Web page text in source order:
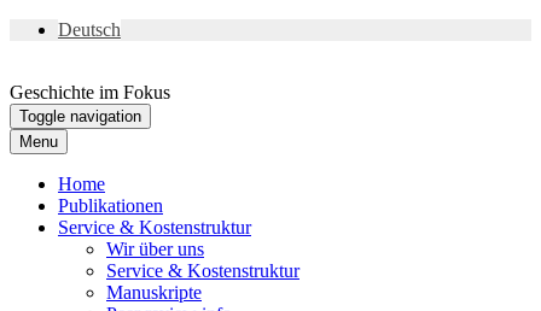
Deutsch
Geschichte im Fokus
Toggle navigation
Menu
Home
Publikationen
Service & Kostenstruktur
Wir über uns
Service & Kostenstruktur
Manuskripte